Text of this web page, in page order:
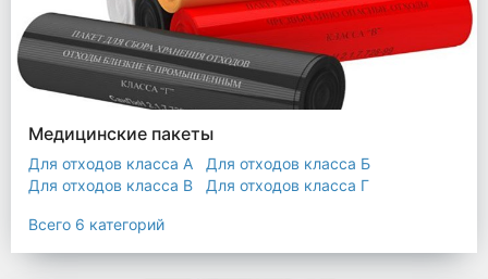
Медицинские пакеты
Для отходов класса А
Для отходов класса Б
Для отходов класса В
Для отходов класса Г
Пакеты термостойкие для утилизатора
Всего 6 категорий